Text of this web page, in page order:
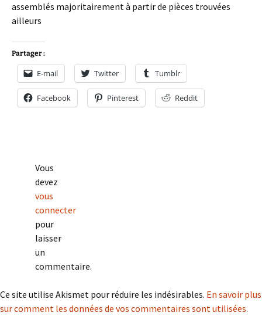
assemblés majoritairement à partir de pièces trouvées
ailleurs
Partager :
E-mail Twitter Tumblr
Facebook Pinterest Reddit
Vous
devez
vous
connecter
pour
laisser
un
commentaire.
Ce site utilise Akismet pour réduire les indésirables. En savoir plus
sur comment les données de vos commentaires sont utilisées.